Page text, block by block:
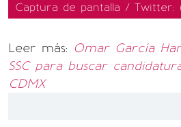
Captura de pantalla / Twitter:
Leer más: Omar García
SSC para buscar
CDMX